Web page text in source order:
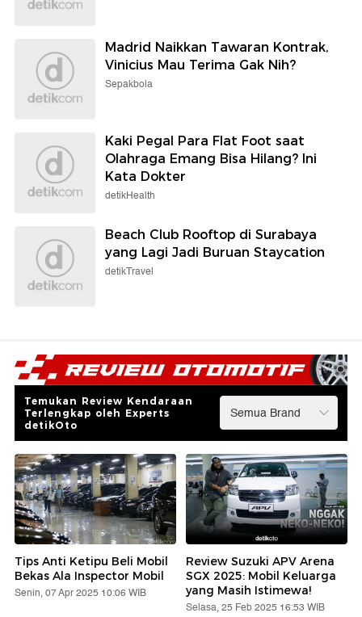
Madrid Naikkan Tawaran Kontrak,
Vinicius Mau Terima Gak Nih?
Sepakbola
Kaki Pegal Para Flat Foot saat
Olahraga Emang Bisa Hilang? Ini
Kata Dokter
detikHealth
Beach Club Rooftop di Surabaya
yang Lagi Jadi Buruan Staycation
detikTravel
Temukan Review Kendaraan
Terlengkap oleh Experts
detikOto
Tips Anti Ketipu Beli Mobil
Bekas Ala Inspector Mobil
Senin, 07 Apr 2025 10:06 WIB
Review Suzuki APV Arena
SGX 2025: Mobil Keluarga
yang Masih Istimewa!
Selasa, 25 Feb 2025 16:53 WIB